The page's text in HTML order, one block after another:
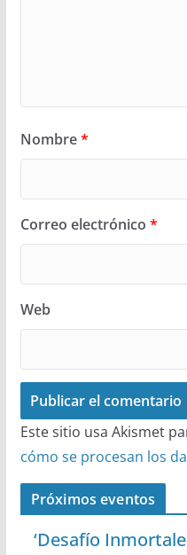
Nombre*
Correo electrónico *
Web
Este sitio usa Akismet
cómo se procesan los
Próximos eventos
‘Desafío